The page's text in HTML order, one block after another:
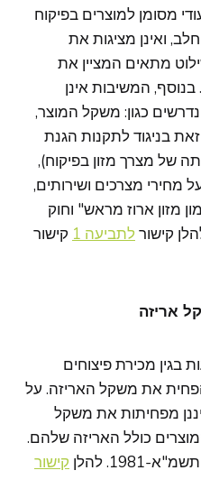
מסומן למוצרים בפיקוח
ואינן מציגות את
מתאים המציין את
המשיבות אינן
כגון: משקל המוצר,
זאת בניגוד לתקנות הגנת
של מצרך מזון בפיקוח),
על מחירי מצרכים ושירותים,
לתביעה 1
קישור
אריזה
בגין מכירת פיצוחים
את משקל האריזה. על
מפחיתות את משקל
כולל האריזה שלהם.
להלן
קישור